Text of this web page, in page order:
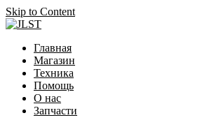
Skip to Content
Главная
Магазин
Техника
Помощь
О нас
Запчасти